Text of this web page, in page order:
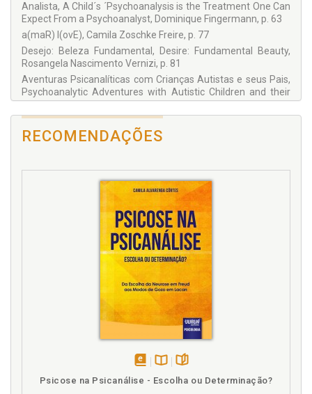
Analista, A Child´s ´Psychoanalysis is the Treatment One Can
Expect From a Psychoanalyst, Dominique Fingermann, p. 63
a(maR) l(ovE), Camila Zoschke Freire, p. 77
Desejo: Beleza Fundamental, Desire: Fundamental Beauty,
Rosangela Nascimento Vernizi, p. 81
Aventuras Psicanalíticas com Crianças Autistas e seus Pais,
Psychoanalytic Adventures with Autistic Children and their
Parents, Maria Fernanda Liberato Beduschi, p. 91
RECOMENDAÇÕES
Psicose na Psicanálise - Escolha ou Determinação?